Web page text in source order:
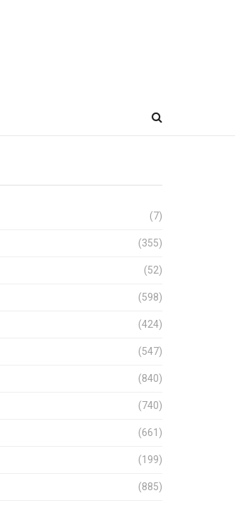
(7)
(355)
(52)
(598)
(424)
(547)
(840)
(740)
(661)
(199)
(885)